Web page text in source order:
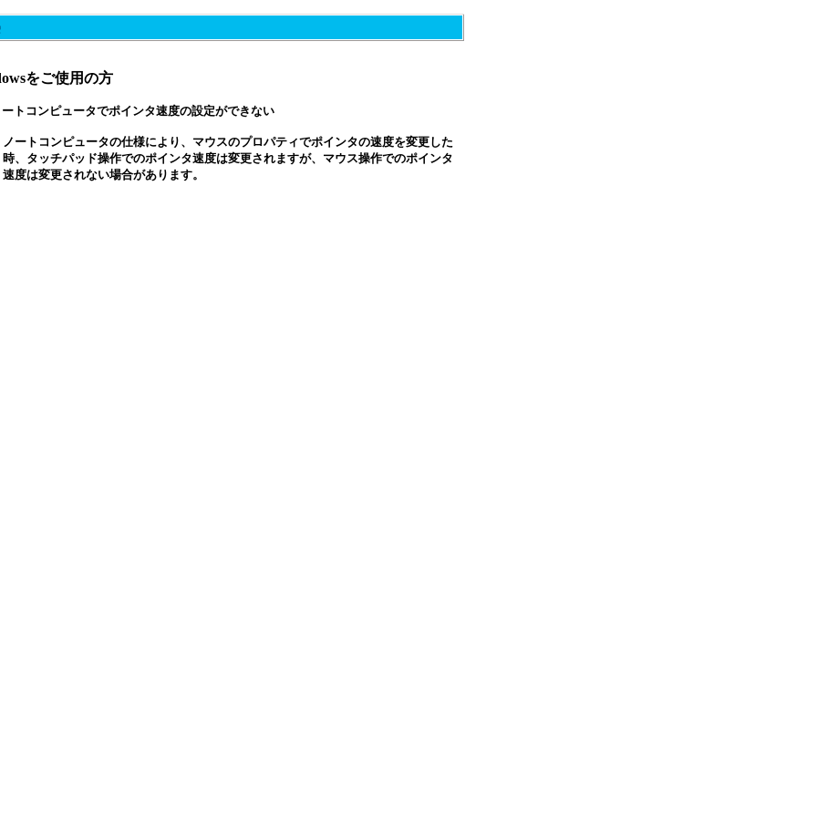
をご使用の方
トコンピュータでポインタ速度の設定ができない
ノートコンピュータの仕様により、マウスのプロパティでポインタの速度を変更した
時、タッチパッド操作でのポインタ速度は変更されますが、マウス操作でのポインタ
速度は変更されない場合があります。